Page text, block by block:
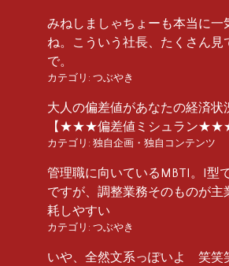
みねしましゃちょーも本当に一
ね。こういう社長、たくさん見
で。
カテゴリ: つぶやき
大人の偏差値があなたの経済
【★★★偏差値ミシュラン
カテゴリ: 独自企画・独自コンテンツ
管理職に向いているMBTI。I型
ですが、調整業務そのものが主
耗しやすい
カテゴリ: つぶやき
いや、全然文系っぽいよ 笑笑